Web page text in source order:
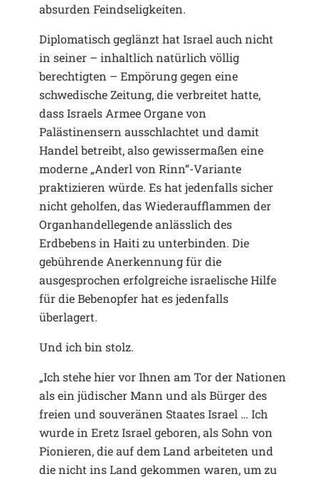
absurden Feindseligkeiten.
Diplomatisch geglänzt hat Israel auch nicht
in seiner – inhaltlich natürlich völlig
berechtigten – Empörung gegen eine
schwedische Zeitung, die verbreitet hatte,
dass Israels Armee Organe von
Palästinensern ausschlachtet und damit
Handel betreibt, also gewissermaßen eine
moderne „Anderl von Rinn“-Variante
praktizieren würde. Es hat jedenfalls sicher
nicht geholfen, das Wiederaufflammen der
Organhandellegende anlässlich des
Erdbebens in Haiti zu unterbinden. Die
gebührende Anerkennung für die
ausgesprochen erfolgreiche israelische Hilfe
für die Bebenopfer hat es jedenfalls
überlagert.
Und ich bin stolz.
„Ich stehe hier vor Ihnen am Tor der Nationen
als ein jüdischer Mann und als Bürger des
freien und souveränen Staates Israel … Ich
wurde in Eretz Israel geboren, als Sohn von
Pionieren, die auf dem Land arbeiteten und
die nicht ins Land gekommen waren, um zu